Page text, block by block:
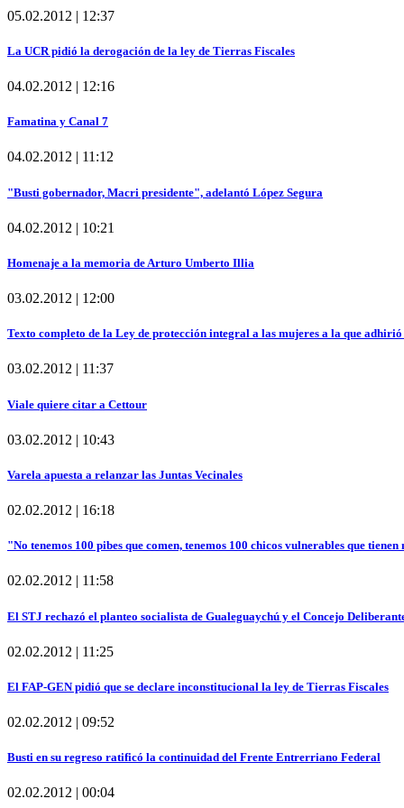
05.02.2012 | 12:37
La UCR pidió la derogación de la ley de Tierras Fiscales
04.02.2012 | 12:16
Famatina y Canal 7
04.02.2012 | 11:12
"Busti gobernador, Macri presidente", adelantó López Segura
04.02.2012 | 10:21
Homenaje a la memoria de Arturo Umberto Illia
03.02.2012 | 12:00
Texto completo de la Ley de protección integral a las mujeres a la que
03.02.2012 | 11:37
Viale quiere citar a Cettour
03.02.2012 | 10:43
Varela apuesta a relanzar las Juntas Vecinales
02.02.2012 | 16:18
"No tenemos 100 pibes que comen, tenemos 100 chicos vulnerables que
02.02.2012 | 11:58
El STJ rechazó el planteo socialista de Gualeguaychú y el Concejo
02.02.2012 | 11:25
El FAP-GEN pidió que se declare inconstitucional la ley de Tierras Fiscales
02.02.2012 | 09:52
Busti en su regreso ratificó la continuidad del Frente Entrerriano Federal
02.02.2012 | 00:04